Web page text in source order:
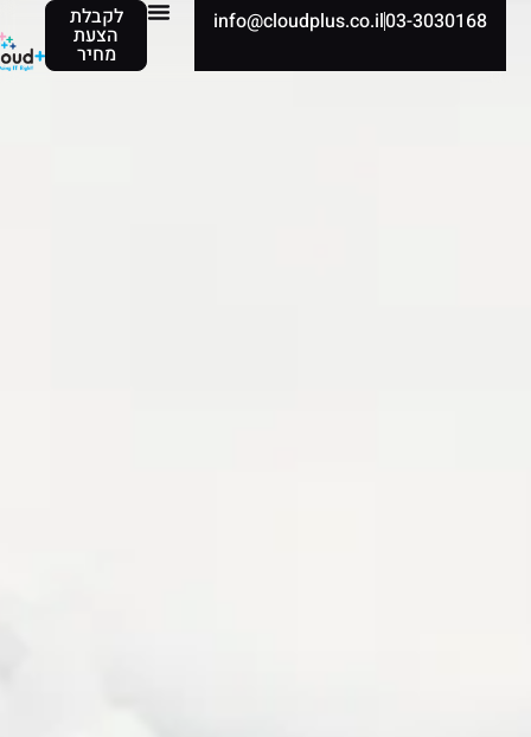
03-3030168
info@cloudplus.co.il לקבלת
הצעת
מחיר